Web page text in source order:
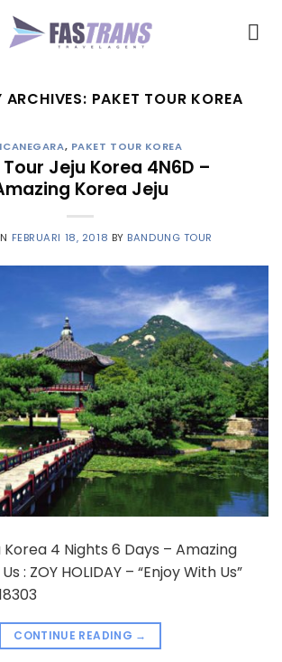
ARCHIVES: PAKET TOUR KOREA
, PAKET TOUR KOREA
Jeju Korea 4N6D –
Korea Jeju
FEBRUARI 18, 2018 BY BANDUNG TOUR
4 Nights 6 Days – Amazing
: ZOY HOLIDAY – “Enjoy With Us”
CONTINUE READING →